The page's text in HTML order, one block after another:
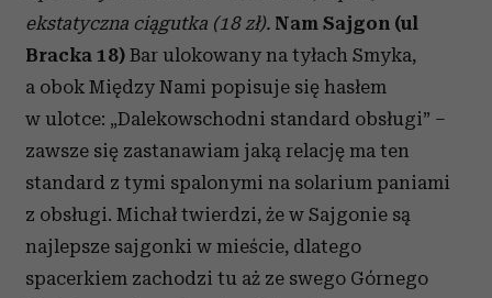
ekstatyczna ciągutka (18 zł). Nam Sajgon (ul
Bracka 18) Bar ulokowany na tyłach Smyka,
a obok Między Nami popisuje się hasłem
w ulotce: „Dalekowschodni standard obsługi” –
zawsze się zastanawiam jaką relację ma ten
standard z tymi spalonymi na solarium paniami
z obsługi. Michał twierdzi, że w Sajgonie są
najlepsze sajgonki w mieście, dlatego
spacerkiem zachodzi tu aż ze swego Górnego